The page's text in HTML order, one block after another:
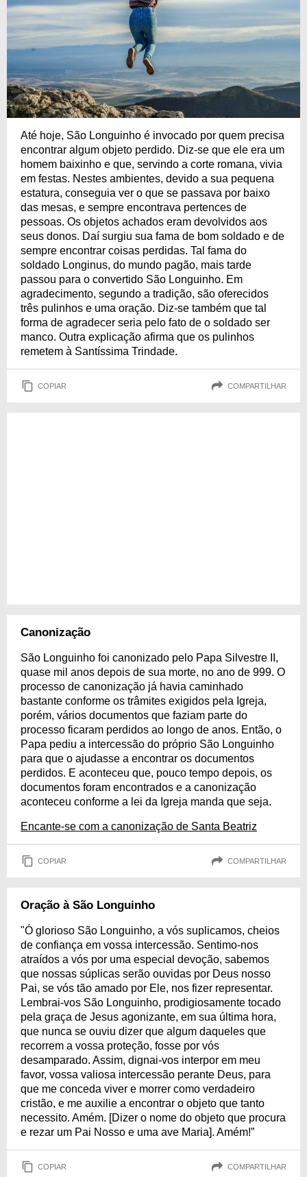
Até hoje, São Longuinho é invocado por quem precisa
encontrar algum objeto perdido. Diz-se que ele era um
homem baixinho e que, servindo a corte romana, vivia
em festas. Nestes ambientes, devido a sua pequena
estatura, conseguia ver o que se passava por baixo
das mesas, e sempre encontrava pertences de
pessoas. Os objetos achados eram devolvidos aos
seus donos. Daí surgiu sua fama de bom soldado e de
sempre encontrar coisas perdidas. Tal fama do
soldado Longinus, do mundo pagão, mais tarde
passou para o convertido São Longuinho. Em
agradecimento, segundo a tradição, são oferecidos
três pulinhos e uma oração. Diz-se também que tal
forma de agradecer seria pelo fato de o soldado ser
manco. Outra explicação afirma que os pulinhos
remetem à Santíssima Trindade.
COPIAR COMPARTILHAR
Canonização
São Longuinho foi canonizado pelo Papa Silvestre II,
quase mil anos depois de sua morte, no ano de 999. O
processo de canonização já havia caminhado
bastante conforme os trâmites exigidos pela Igreja,
porém, vários documentos que faziam parte do
processo ficaram perdidos ao longo de anos. Então, o
Papa pediu a intercessão do próprio São Longuinho
para que o ajudasse a encontrar os documentos
perdidos. E aconteceu que, pouco tempo depois, os
documentos foram encontrados e a canonização
aconteceu conforme a lei da Igreja manda que seja.
Encante-se com a canonização de Santa Beatriz
COPIAR COMPARTILHAR
Oração à São Longuinho
"Ó glorioso São Longuinho, a vós suplicamos, cheios
de confiança em vossa intercessão. Sentimo-nos
atraídos a vós por uma especial devoção, sabemos
que nossas súplicas serão ouvidas por Deus nosso
Pai, se vós tão amado por Ele, nos fizer representar.
Lembrai-vos São Longuinho, prodigiosamente tocado
pela graça de Jesus agonizante, em sua última hora,
que nunca se ouviu dizer que algum daqueles que
recorrem a vossa proteção, fosse por vós
desamparado. Assim, dignai-vos interpor em meu
favor, vossa valiosa intercessão perante Deus, para
que me conceda viver e morrer como verdadeiro
cristão, e me auxilie a encontrar o objeto que tanto
necessito. Amém. [Dizer o nome do objeto que procura
e rezar um Pai Nosso e uma ave Maria]. Amém!”
COPIAR COMPARTILHAR